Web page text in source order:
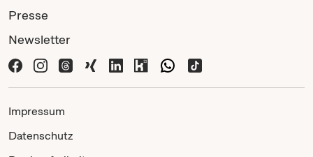
Presse
Newsletter
Impressum
Datenschutz